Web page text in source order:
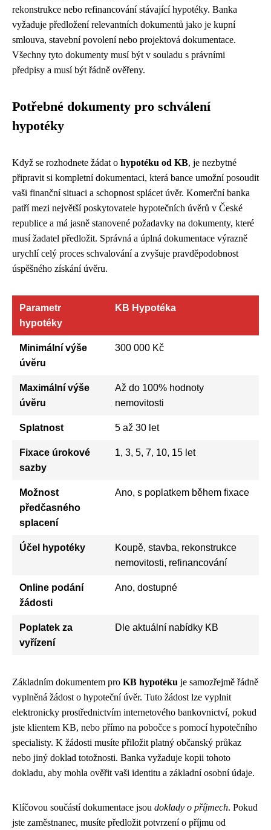
rekonstrukce nebo refinancování stávající hypotéky. Banka
vyžaduje předložení relevantních dokumentů jako je kupní
smlouva, stavební povolení nebo projektová dokumentace.
Všechny tyto dokumenty musí být v souladu s právními
předpisy a musí být řádně ověřeny.
Potřebné dokumenty pro schválení
hypotéky
Když se rozhodnete žádat o hypotéku od KB, je nezbytné
připravit si kompletní dokumentaci, která bance umožní posoudit
vaši finanční situaci a schopnost splácet úvěr. Komerční banka
patří mezi největší poskytovatele hypotečních úvěrů v České
republice a má jasně stanovené požadavky na dokumenty, které
musí žadatel předložit. Správná a úplná dokumentace výrazně
urychlí celý proces schvalování a zvyšuje pravděpodobnost
úspěšného získání úvěru.
Parametr
hypotéky
KB Hypotéka
Minimální výše
úvěru
300 000 Kč
Maximální výše
úvěru
Až do 100% hodnoty
nemovitosti
Splatnost 5 až 30 let
Fixace úrokové
sazby
1, 3, 5, 7, 10, 15 let
Možnost
předčasného
splacení
Ano, s poplatkem během fixace
Účel hypotéky
Koupě, stavba, rekonstrukce
nemovitosti, refinancování
Online podání
žádosti
Ano, dostupné
Poplatek za
vyřízení
Dle aktuální nabídky KB
Základním dokumentem pro KB hypotéku je samozřejmě řádně
vyplněná žádost o hypoteční úvěr. Tuto žádost lze vyplnit
elektronicky prostřednictvím internetového bankovnictví, pokud
jste klientem KB, nebo přímo na pobočce s pomocí hypotečního
specialisty. K žádosti musíte přiložit platný občanský průkaz
nebo jiný doklad totožnosti. Banka vyžaduje kopii tohoto
dokladu, aby mohla ověřit vaši identitu a základní osobní údaje.
Klíčovou součástí dokumentace jsou doklady o příjmech. Pokud
jste zaměstnanec, musíte předložit potvrzení o příjmu od